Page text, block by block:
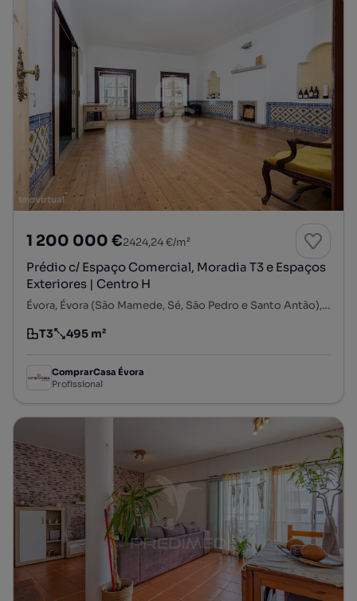
1 200 000 €2424,24 €/m²
Prédio c/ Espaço Comercial, Moradia T3 e Espaços
Exteriores | Centro H
Évora, Évora (São Mamede, Sé, São Pedro e Santo Antão), Évora, Évora
Tipologia
T3
Preço por metro quadrado
495 m²
ComprarCasa Évora
Profissional